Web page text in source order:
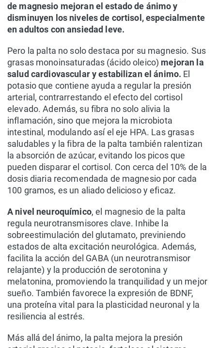
de magnesio mejoran el estado de ánimo y
disminuyen los niveles de cortisol, especialmente
en adultos con ansiedad leve.
Pero la palta no solo destaca por su magnesio. Sus
grasas monoinsaturadas (ácido oleico) mejoran la
salud cardiovascular y estabilizan el ánimo. El
potasio que contiene ayuda a regular la presión
arterial, contrarrestando el efecto del cortisol
elevado. Además, su fibra no solo alivia la
inflamación, sino que mejora la microbiota
intestinal, modulando así el eje HPA. Las grasas
saludables y la fibra de la palta también ralentizan
la absorción de azúcar, evitando los picos que
pueden disparar el cortisol. Con cerca del 10% de la
dosis diaria recomendada de magnesio por cada
100 gramos, es un aliado delicioso y eficaz.
A nivel neuroquímico, el magnesio de la palta
regula neurotransmisores clave. Inhibe la
sobreestimulación del glutamato, previniendo
estados de alta excitación neurológica. Además,
facilita la acción del GABA (un neurotransmisor
relajante) y la producción de serotonina y
melatonina, promoviendo la tranquilidad y un mejor
sueño. También favorece la expresión de BDNF,
una proteína vital para la plasticidad neuronal y la
resiliencia al estrés.
Más allá del ánimo, la palta mejora la presión